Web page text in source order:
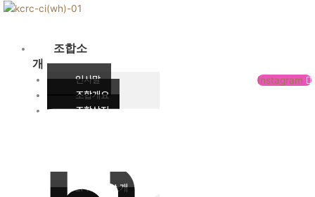
콘
조합소
개
인사말
조합개요
조합상징
EPR제도 소개
Instagram